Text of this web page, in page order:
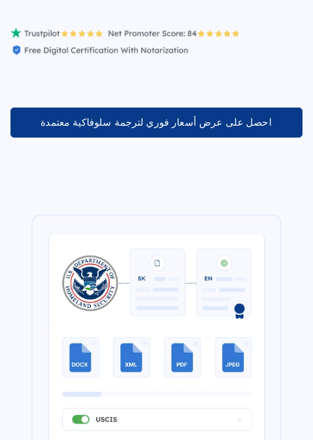
احصل على عرض أسعار فوري لترجمة سلوفاكية معتمدة